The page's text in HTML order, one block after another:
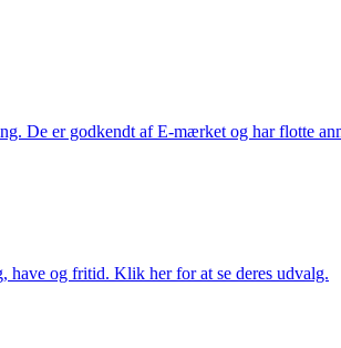
De er godkendt af E-mærket og har flotte
have og fritid. Klik her for at se deres udvalg.